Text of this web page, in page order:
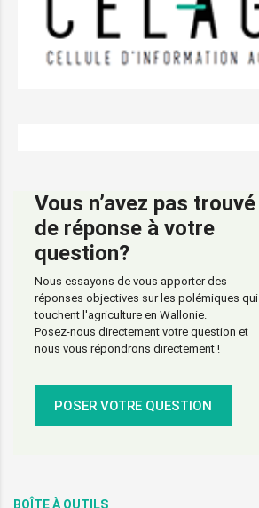
Vous n’avez pas trouvé
de réponse à votre
question?
Nous essayons de vous apporter des
réponses objectives sur les polémiques qui
touchent l'agriculture en Wallonie.
Posez-nous directement votre question et
nous vous répondrons directement !
POSER VOTRE QUESTION
BOÎTE À OUTILS